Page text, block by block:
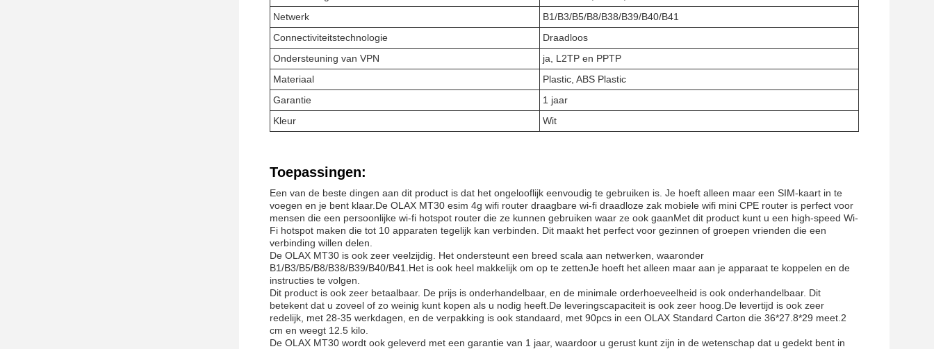
Netwerk
B1/B3/B5/B8/B38/B39/B40/B41
Connectiviteitstechnologie
Draadloos
Ondersteuning van VPN
ja, L2TP en PPTP
Materiaal
Plastic, ABS Plastic
Garantie
1 jaar
Kleur
Wit
Toepassingen:
Een van de beste dingen aan dit product is dat het ongelooflijk eenvoudig te gebruiken is. Je hoeft alleen maar een SIM-kaart in te
voegen en je bent klaar.De OLAX MT30 esim 4g wifi router draagbare wi-fi draadloze zak mobiele wifi mini CPE router is perfect voor
mensen die een persoonlijke wi-fi hotspot router die ze kunnen gebruiken waar ze ook gaanMet dit product kunt u een high-speed Wi-
Fi hotspot maken die tot 10 apparaten tegelijk kan verbinden. Dit maakt het perfect voor gezinnen of groepen vrienden die een
verbinding willen delen.
De OLAX MT30 is ook zeer veelzijdig. Het ondersteunt een breed scala aan netwerken, waaronder
B1/B3/B5/B8/B38/B39/B40/B41.Het is ook heel makkelijk om op te zettenJe hoeft het alleen maar aan je apparaat te koppelen en de
instructies te volgen.
Dit product is ook zeer betaalbaar. De prijs is onderhandelbaar, en de minimale orderhoeveelheid is ook onderhandelbaar. Dit
betekent dat u zoveel of zo weinig kunt kopen als u nodig heeft.De leveringscapaciteit is ook zeer hoog.De levertijd is ook zeer
redelijk, met 28-35 werkdagen, en de verpakking is ook standaard, met 90pcs in een OLAX Standard Carton die 36*27.8*29 meet.2
cm en weegt 12.5 kilo.
De OLAX MT30 wordt ook geleverd met een garantie van 1 jaar, waardoor u gerust kunt zijn in de wetenschap dat u gedekt bent in